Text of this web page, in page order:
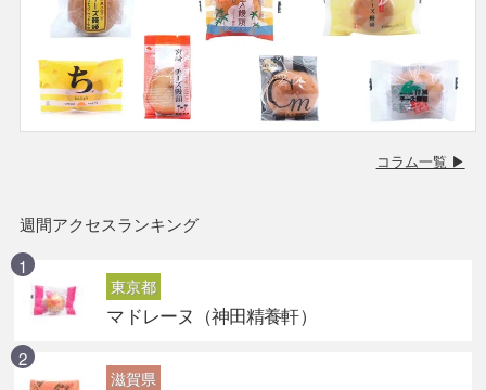
コラム一覧 ▶
週間アクセスランキング
東京都
マドレーヌ（神田精養軒）
滋賀県